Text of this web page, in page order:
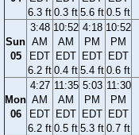
6.3 ft 0.3 ft 5.6 ft 0.5 ft
Sun
05
3:48
AM
EDT
6.2 ft
10:52
AM
EDT
0.4 ft
4:18
PM
EDT
5.4 ft
10:52
PM
EDT
0.6 ft
Mon
06
4:27
AM
EDT
6.2 ft
11:35
AM
EDT
0.5 ft
5:03
PM
EDT
5.3 ft
11:30
PM
EDT
0.7 ft